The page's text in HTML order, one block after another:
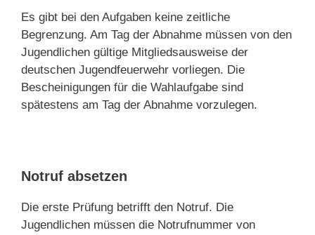
Es gibt bei den Aufgaben keine zeitliche
Begrenzung. Am Tag der Abnahme müssen von den
Jugendlichen gültige Mitgliedsausweise der
deutschen Jugendfeuerwehr vorliegen. Die
Bescheinigungen für die Wahlaufgabe sind
spätestens am Tag der Abnahme vorzulegen.
Notruf absetzen
Die erste Prüfung betrifft den Notruf. Die
Jugendlichen müssen die Notrufnummer von